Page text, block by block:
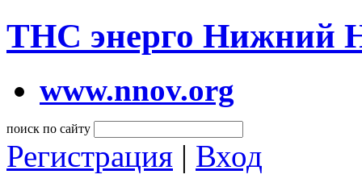
ТНС энерго Нижний
www.nnov.org
поиск по сайту
Регистрация | Вход